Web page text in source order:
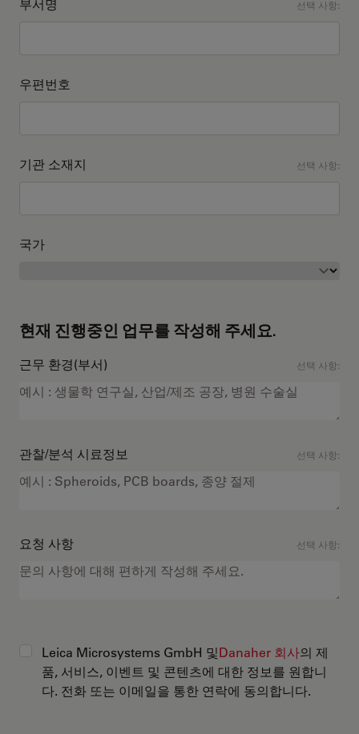
부서명 선택 사항:
우편번호
기관 소재지 선택 사항:
국가
현재 진행중인 업무를 작성해 주세요.
근무 환경(부서) 선택 사항:
관찰/분석 시료정보 선택 사항:
요청 사항 선택 사항:
Leica Microsystems GmbH 및Danaher 회사의 제
품, 서비스, 이벤트 및 콘텐츠에 대한 정보를 원합니
다. 전화 또는 이메일을 통한 연락에 동의합니다.